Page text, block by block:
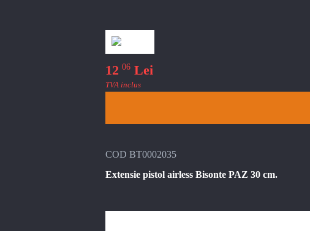
12 06 Lei
TVA inclus
COD BT0002035
Extensie pistol airless Bisonte PAZ 30 cm.